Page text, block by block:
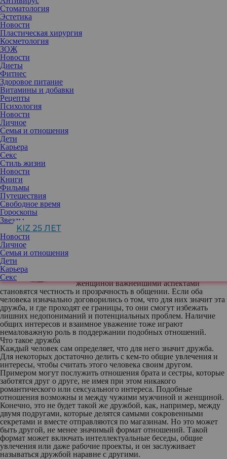
Стоматология
Эстетика
Новости
Пластическая хирургия
Косметология
ЗОЖ
Новости
Диеты
Фитнес
Здоровое питание
Витамины и добавки
Рецепты
Психология
Новости
Личное
Семья и отношения
Дети
Карьера
Секс
Стиль жизни
Новости
Книги
Фильмы
Путешествия
Свободное время
Гороскопы
Звезды
KIZ 25 ЛЕТ
Новости
Личное
Семья и отношения
Дети
Карьера
Секс
Отношения между мужчиной и женщиной часто становятся
предметом обсуждения, особенно когда речь идет о дружбе.
Скептики утверждают, что такие отношения невозможны.
Однако реальность далеко не так однозначна и может иметь
множество различных граней.
женщиной важнейшими аспектами
становятся честность и прозрачность в общении. Если оба
человека изначально договорились о том, что для них значит эта
дружба, и где проходят ее границы, то они смогут избежать
лишних недопониманий и потенциальных проблем. Наличие
общих интересов и взаимное уважение тоже играют
немаловажную роль в поддержании подобных отношений.
Что такое дружба
Каждый человек сам определяет, что для него значит дружба.
Для некоторых достаточно делить с кем-то общие увлечения и
интересы, чтобы считать этого человека своим другом.
Примером могут послужить отношения брата и сестры, которые
заботятся друг о друге, не имея при этом никакого
романтического или сексуального интереса. Подобные
отношения возможны и между чужими мужчиной и женщиной.
Конечно, это не будет такой же дружбой, как, например, между
двумя подругами, которые делятся самыми сокровенными
секретами и вместе отправляются по магазинам. Но это может
быть другой, не менее значимый формат отношений. Такой
формат может включать интеллектуальные беседы, общие
увлечения или даже рабочие проекты, и он заслуживает
называться дружбой наравне с другими.